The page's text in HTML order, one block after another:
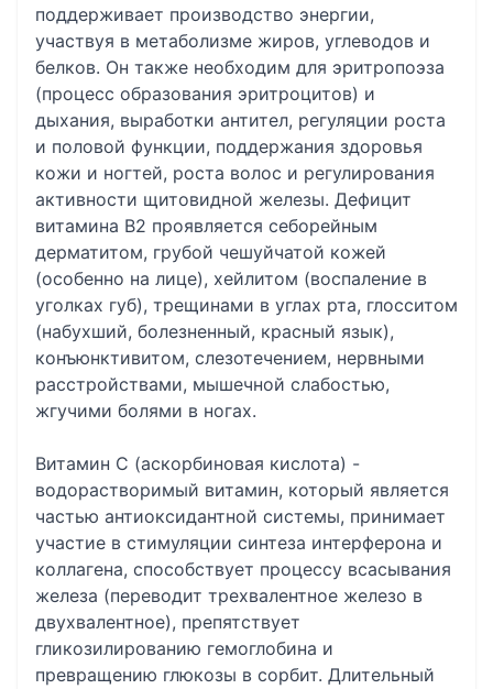
поддерживает производство энергии,
участвуя в метаболизме жиров, углеводов и
белков. Он также необходим для эритропоэза
(процесс образования эритроцитов) и
дыхания, выработки антител, регуляции роста
и половой функции, поддержания здоровья
кожи и ногтей, роста волос и регулирования
активности щитовидной железы. Дефицит
витамина B2 проявляется себорейным
дерматитом, грубой чешуйчатой кожей
(особенно на лице), хейлитом (воспаление в
уголках губ), трещинами в углах рта, глосситом
(набухший, болезненный, красный язык),
конъюнктивитом, слезотечением, нервными
расстройствами, мышечной слабостью,
жгучими болями в ногах.
Витамин С (аскорбиновая кислота) -
водорастворимый витамин, который является
частью антиоксидантной системы, принимает
участие в стимуляции синтеза интерферона и
коллагена, способствует процессу всасывания
железа (переводит трехвалентное железо в
двухвалентное), препятствует
гликозилированию гемоглобина и
превращению глюкозы в сорбит. Длительный